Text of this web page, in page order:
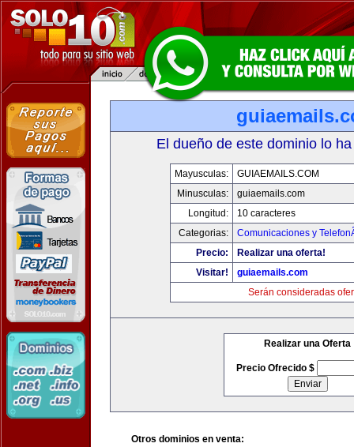
El dueño de este dominio lo
Mayusculas:
GUIAEMAILS.COM
Minusculas:
guiaemails.com
Longitud:
10 caracteres
Categorias:
Comunicaciones y
Precio:
Realizar una oferta!
Visitar!
guiaemails.com
Serán consideradas
Realizar una Oferta
Precio Ofrecido $
Otros dominios en venta: